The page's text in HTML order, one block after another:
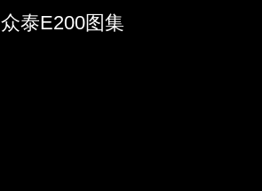
众泰E200图集